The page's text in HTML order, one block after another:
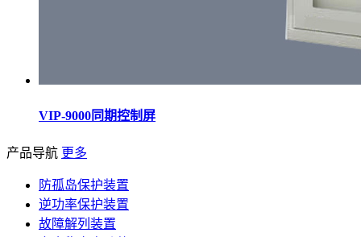
VIP-9000同期控制屏
产品导航 更多
防孤岛保护装置
逆功率保护装置
故障解列装置